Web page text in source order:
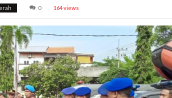
0 164 views